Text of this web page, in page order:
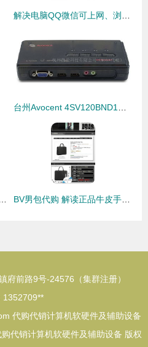
解决电脑QQ微信可上网、浏览器却提示代理服务器连接失败的问题
台州Avocent 4SV120BND1代理 一站式KVM切换器与计算机辅助设备解决方案
连接，助力代购代销计算机软硬件及辅助设备业务高效运转 BV男包代购 解读正品牛皮手工编织的商务之选与代购价值
府前路9号-24576（集群注册）
1352709**
代购代销计算机软硬件及辅助设备
购代销计算机软硬件及辅助设备 版权